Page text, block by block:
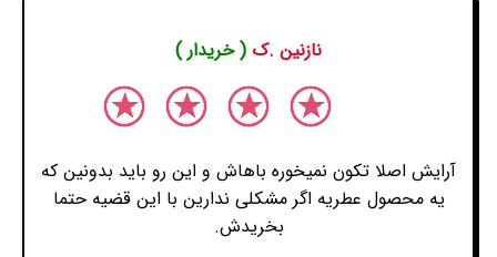
نازنین .ک ( خریدار )
آرایش اصلا تکون نمیخوره باهاش و این رو باید بدونین که
یه محصول عطریه اگر مشکلی ندارین با این قضیه حتما
بخریدش.